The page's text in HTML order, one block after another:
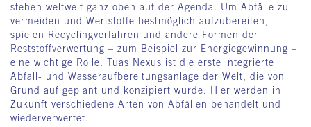
stehen weltweit ganz oben auf der Agenda. Um Abfälle zu
vermeiden und Wertstoffe bestmöglich aufzubereiten,
spielen Recyclingverfahren und andere Formen der
Reststoffverwertung – zum Beispiel zur Energiegewinnung –
eine wichtige Rolle. Tuas Nexus ist die erste integrierte
Abfall- und Wasseraufbereitungsanlage der Welt, die von
Grund auf geplant und konzipiert wurde. Hier werden in
Zukunft verschiedene Arten von Abfällen behandelt und
wiederverwertet.